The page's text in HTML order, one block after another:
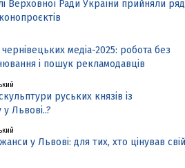
Верховної Ради України прийняли ряд
медіа-2025: робота без
і пошук рекламодавців
руських князів із
у Львові..?
у Львові: для тих, хто цінував свій